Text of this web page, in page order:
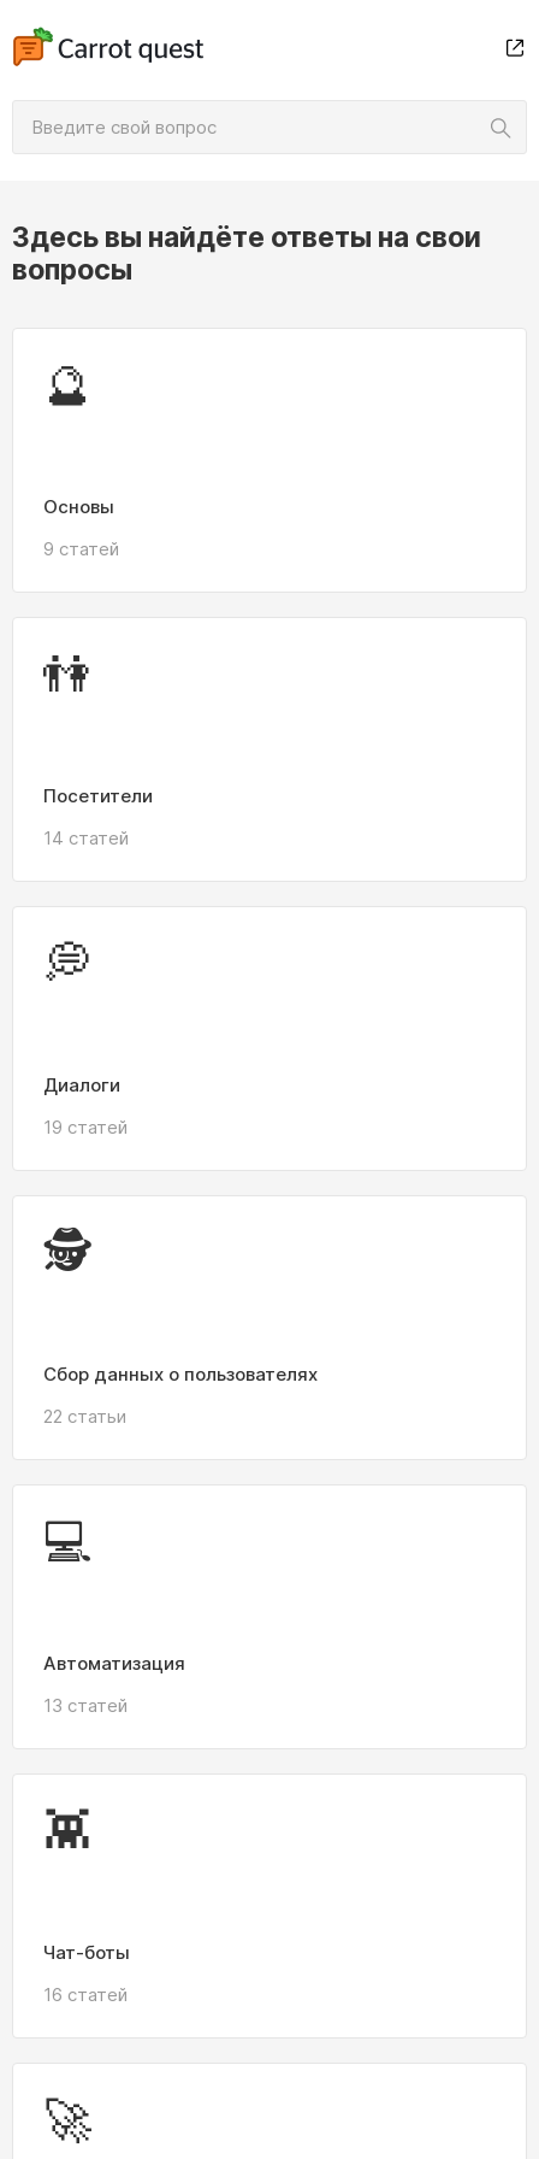
Здесь вы найдёте ответы на свои
вопросы
🔮
Основы
9 статей
👫
Посетители
14 статей
💭
Диалоги
19 статей
🕵️
Сбор данных о пользователях
22 статьи
💻
Автоматизация
13 статей
👾
Чат-боты
16 статей
🚀